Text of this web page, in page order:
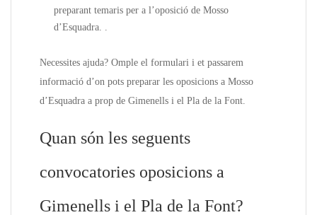
preparant temaris per a l’oposició de Mosso
d’Esquadra. .
Necessites ajuda? Omple el formulari i et passarem
informació d’on pots preparar les oposicions a Mosso
d’Esquadra a prop de Gimenells i el Pla de la Font.
Quan són les seguents
convocatories oposicions a
Gimenells i el Pla de la Font?